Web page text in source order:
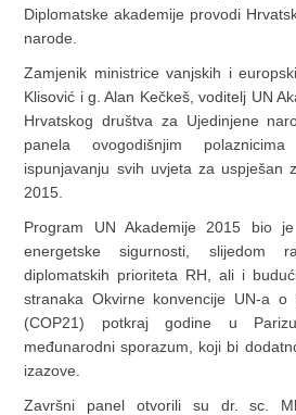
Diplomatske akademije provodi
narode.
Zamjenik ministrice vanjskih i
Klisović i g. Alan Kečkeš, voditelj UN
Hrvatskog društva za Ujedinjene
panela ovogodišnjim
ispunjavanju svih uvjeta za uspješan
2015.
Program UN Akademije 2015 bio
energetske sigurnosti, slijedom
diplomatskih prioriteta RH, ali i
stranaka Okvirne konvencije UN-a o
(COP21) potkraj godine u
međunarodni sporazum, koji bi
izazove.
Završni panel otvorili su dr. sc.